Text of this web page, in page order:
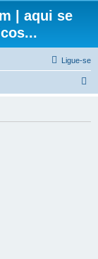
| aqui se
Ligue-se